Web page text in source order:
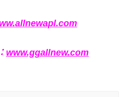
www.ggallnew.com